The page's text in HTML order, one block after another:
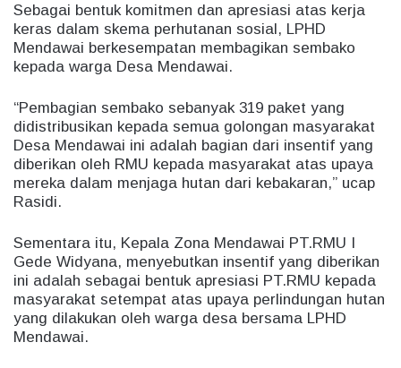
Sebagai bentuk komitmen dan apresiasi atas kerja
keras dalam skema perhutanan sosial, LPHD
Mendawai berkesempatan membagikan sembako
kepada warga Desa Mendawai.
“Pembagian sembako sebanyak 319 paket yang
didistribusikan kepada semua golongan masyarakat
Desa Mendawai ini adalah bagian dari insentif yang
diberikan oleh RMU kepada masyarakat atas upaya
mereka dalam menjaga hutan dari kebakaran,” ucap
Rasidi.
Sementara itu, Kepala Zona Mendawai PT.RMU I
Gede Widyana, menyebutkan insentif yang diberikan
ini adalah sebagai bentuk apresiasi PT.RMU kepada
masyarakat setempat atas upaya perlindungan hutan
yang dilakukan oleh warga desa bersama LPHD
Mendawai.